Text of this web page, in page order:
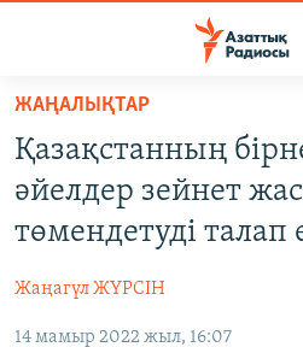
Skip
main
content
main
Navigation
Skip
САЯСАТ
AZATTYQTV
АДАМ ҚҰҚЫҚТАРЫ
ЖАҢАЛЫҚТАР
Қазақстанның
әйелдер зейнет
төмендетуді талап
Жаңагүл ЖҮРСІН
14 мамыр 2022 жыл, 16:07